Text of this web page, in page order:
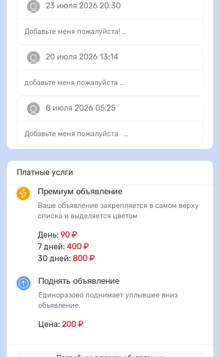
23 июля 2026 20:30
Добавьте меня пожалуйста! ..
20 июля 2026 13:14
добавьте меня пожалуйста ..
8 июля 2026 05:25
Добавьте меня пожалуйста ..
Платные услги
Премиум объявление
Ваше объявление закрепляется в самом верху
списка и выделяется цветом
День: 90 ₽
7 дней: 400 ₽
30 дней: 800 ₽
Поднять объявление
Единоразово поднимает уплывшее вниз
объявление.
Цена: 200 ₽